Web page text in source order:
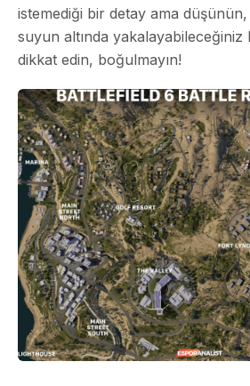
istemediği bir detay ama düşünün,
suyun altında
dikkat edin, boğulmayın!